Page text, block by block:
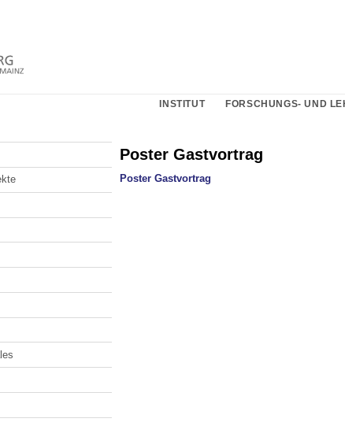
INSTITUT FORSCHUNGS- UND
Poster Gastvortrag
Poster Gastvortrag